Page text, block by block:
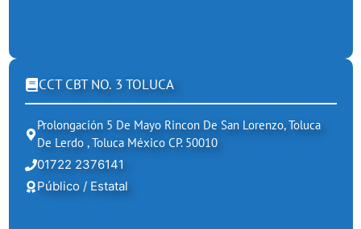
CCT CBT NO. 3 TOLUCA
Prolongación 5 De Mayo Rincon De San Lorenzo, Toluca
De Lerdo , Toluca México CP. 50010
01722 2376141
Público / Estatal